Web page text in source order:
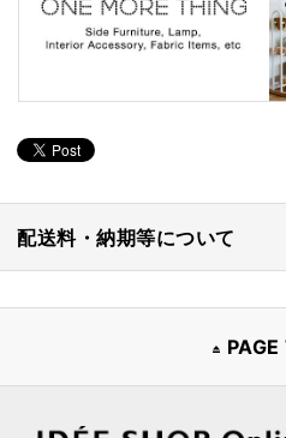
配送料・納期等について
PAGE